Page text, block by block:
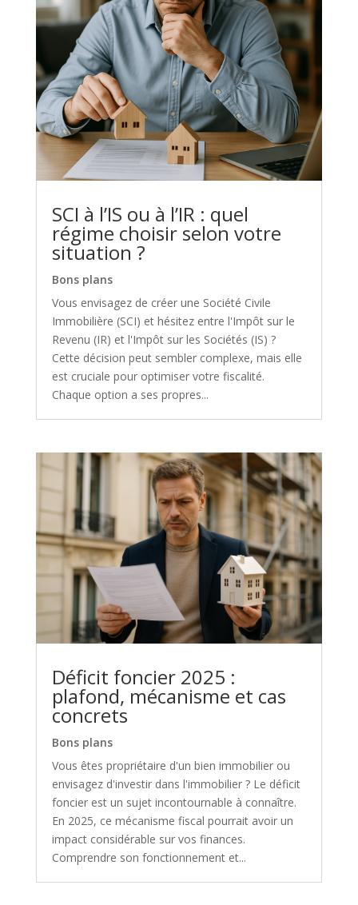
SCI à l’IS ou à l’IR : quel
régime choisir selon votre
situation ?
Bons plans
Vous envisagez de créer une Société Civile
Immobilière (SCI) et hésitez entre l'Impôt sur le
Revenu (IR) et l'Impôt sur les Sociétés (IS) ?
Cette décision peut sembler complexe, mais elle
est cruciale pour optimiser votre fiscalité.
Chaque option a ses propres...
Déficit foncier 2025 :
plafond, mécanisme et cas
concrets
Bons plans
Vous êtes propriétaire d'un bien immobilier ou
envisagez d'investir dans l'immobilier ? Le déficit
foncier est un sujet incontournable à connaître.
En 2025, ce mécanisme fiscal pourrait avoir un
impact considérable sur vos finances.
Comprendre son fonctionnement et...